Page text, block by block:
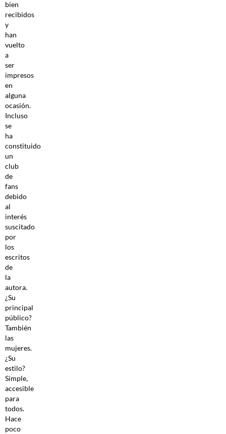
bien
recibidos
y
han
vuelto
a
ser
impresos
en
alguna
ocasión.
Incluso
se
ha
constituido
un
club
de
fans
debido
al
interés
suscitado
por
los
escritos
de
la
autora.
¿Su
principal
público?
También
las
mujeres.
¿Su
estilo?
Simple,
accesible
para
todos.
Hace
poco